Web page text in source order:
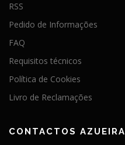
RSS
Pedido de Informações
FAQ
Requisitos técnicos
Política de Cookies
Livro de Reclamações
CONTACTOS AZUEIRA